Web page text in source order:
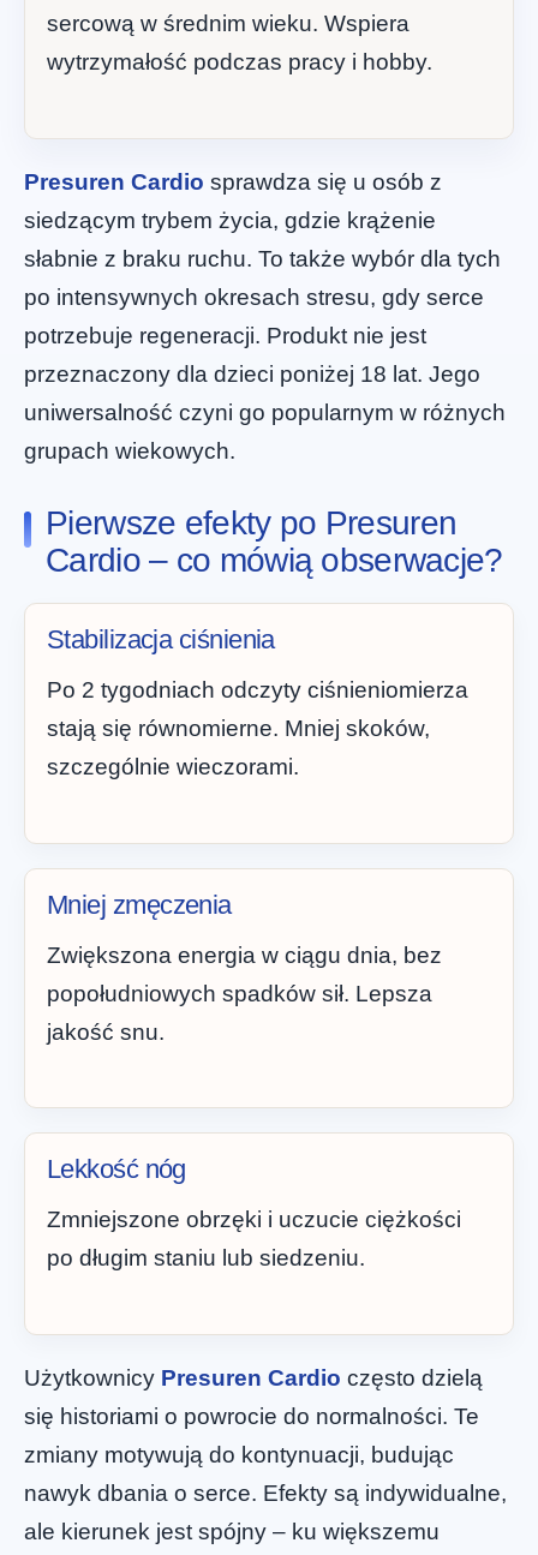
sercową w średnim wieku. Wspiera
wytrzymałość podczas pracy i hobby.
Presuren Cardio sprawdza się u osób z
siedzącym trybem życia, gdzie krążenie
słabnie z braku ruchu. To także wybór dla tych
po intensywnych okresach stresu, gdy serce
potrzebuje regeneracji. Produkt nie jest
przeznaczony dla dzieci poniżej 18 lat. Jego
uniwersalność czyni go popularnym w różnych
grupach wiekowych.
Pierwsze efekty po Presuren
Cardio – co mówią obserwacje?
Stabilizacja ciśnienia
Po 2 tygodniach odczyty ciśnieniomierza
stają się równomierne. Mniej skoków,
szczególnie wieczorami.
Mniej zmęczenia
Zwiększona energia w ciągu dnia, bez
popołudniowych spadków sił. Lepsza
jakość snu.
Lekkość nóg
Zmniejszone obrzęki i uczucie ciężkości
po długim staniu lub siedzeniu.
Użytkownicy Presuren Cardio często dzielą
się historiami o powrocie do normalności. Te
zmiany motywują do kontynuacji, budując
nawyk dbania o serce. Efekty są indywidualne,
ale kierunek jest spójny – ku większemu